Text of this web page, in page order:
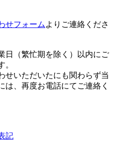
せフォーム よりご連絡くださ
日（繁忙期を除く）以内にご
。
せいただいたにも関わらず当
は、再度お電話にてご連絡く
記